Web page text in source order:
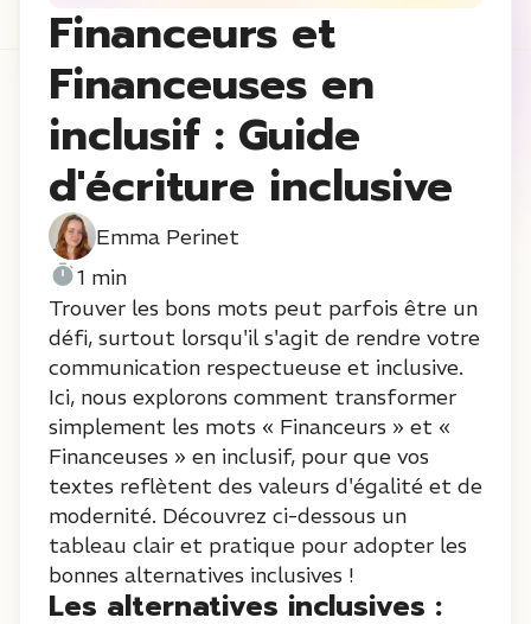
Financeurs et
Financeuses en
inclusif : Guide
d'écriture inclusive
Emma Perinet
1 min
Trouver les bons mots peut parfois être un
défi, surtout lorsqu'il s'agit de rendre votre
communication respectueuse et inclusive.
Ici, nous explorons comment transformer
simplement les mots « Financeurs » et «
Financeuses » en inclusif, pour que vos
textes reflètent des valeurs d'égalité et de
modernité. Découvrez ci-dessous un
tableau clair et pratique pour adopter les
bonnes alternatives inclusives !
Les alternatives inclusives :